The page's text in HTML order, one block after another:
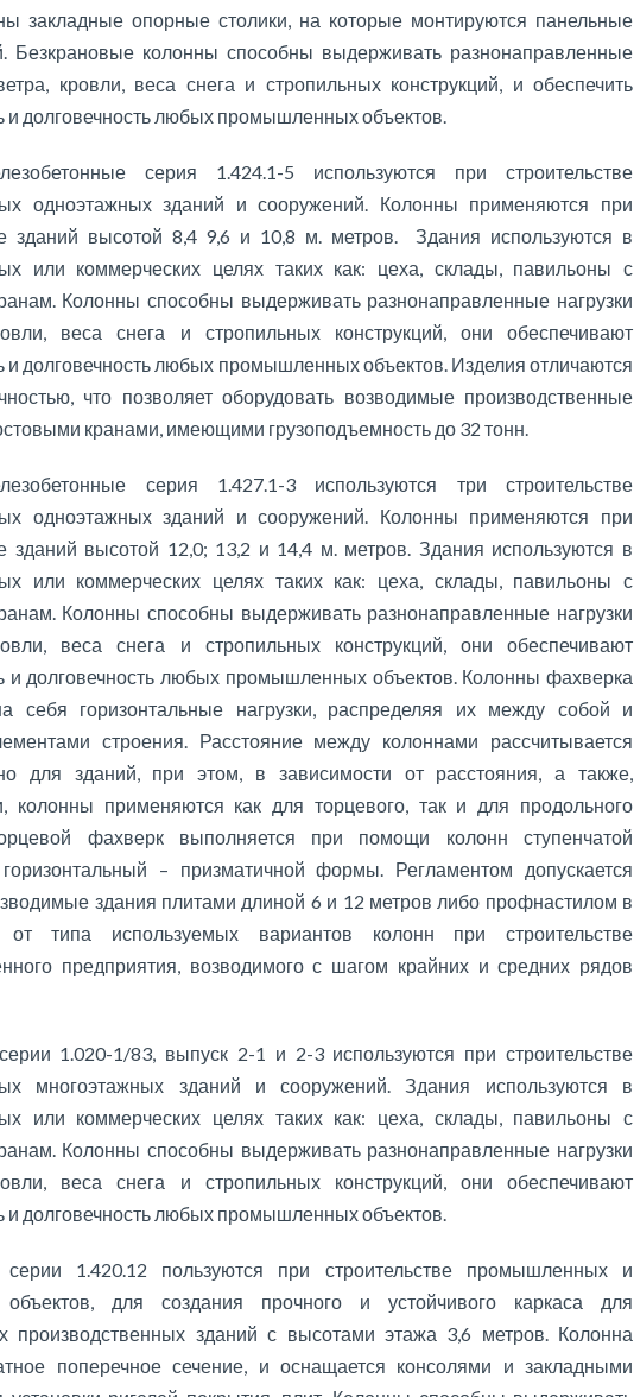
закладные опорные столики, на которые монтируются панельные
Безкрановые колонны способны выдерживать разнонаправленные
кровли, веса снега и стропильных конструкций, и обеспечить
и долговечность любых промышленных объектов.
серия 1.424.1-5 используются при строительстве
одноэтажных зданий и сооружений. Колонны применяются при
зданий высотой 8,4 9,6 и 10,8 м. метров. Здания используются в
или коммерческих целях таких как: цеха, склады, павильоны с
Колонны способны выдерживать разнонаправленные нагрузки
веса снега и стропильных конструкций, они обеспечивают
и долговечность любых промышленных объектов. Изделия отличаются
что позволяет оборудовать возводимые производственные
кранами, имеющими грузоподъемность до 32 тонн.
серия 1.427.1-3 используются три строительстве
одноэтажных зданий и сооружений. Колонны применяются при
зданий высотой 12,0; 13,2 и 14,4 м. метров. Здания используются в
или коммерческих целях таких как: цеха, склады, павильоны с
Колонны способны выдерживать разнонаправленные нагрузки
веса снега и стропильных конструкций, они обеспечивают
и долговечность любых промышленных объектов. Колонны фахверка
себя горизонтальные нагрузки, распределяя их между собой и
строения. Расстояние между колоннами рассчитывается
для зданий, при этом, в зависимости от расстояния, а также,
колонны применяются как для торцевого, так и для продольного
фахверк выполняется при помощи колонн ступенчатой
горизонтальный – призматичной формы. Регламентом допускается
здания плитами длиной 6 и 12 метров либо профнастилом в
от типа используемых вариантов колонн при строительстве
предприятия, возводимого с шагом крайних и средних рядов
1.020-1/83, выпуск 2-1 и 2-3 используются при строительстве
многоэтажных зданий и сооружений. Здания используются в
или коммерческих целях таких как: цеха, склады, павильоны с
Колонны способны выдерживать разнонаправленные нагрузки
веса снега и стропильных конструкций, они обеспечивают
и долговечность любых промышленных объектов.
1.420.12 пользуются при строительстве промышленных и
объектов, для создания прочного и устойчивого каркаса для
производственных зданий с высотами этажа 3,6 метров. Колонна
поперечное сечение, и оснащается консолями и закладными